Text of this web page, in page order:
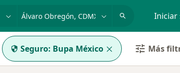
o nombre
p. ej. Guadalajara Iniciar
Seguro: Bupa México Más